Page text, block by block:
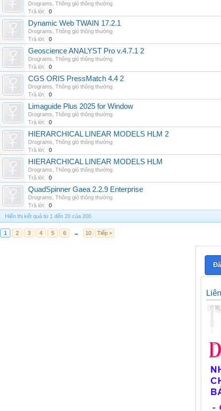
Drograms Thông gió thông thường
Trả lời:
0
Dynamic Web TWAIN 17.2.1
Drograms Thông gió thông thường
Trả lời:
0
Geoscience ANALYST Pro v.4.7.1 2
Drograms Thông gió thông thường
Trả lời:
0
CGS ORIS PressMatch 4.4 2
Drograms Thông gió thông thường
Trả lời:
0
Limaguide Plus 2025 for Window
Drograms Thông gió thông thường
Trả lời:
0
HIERARCHICAL LINEAR MODELS HLM 2
Drograms Thông gió thông thường
Trả lời:
0
HIERARCHICAL LINEAR MODELS HLM
Drograms Thông gió thông thường
Trả lời:
0
QuadSpinner Gaea 2.2.9 Enterprise
Drograms Thông gió thông thường
Trả lời:
0
Hiển thị kết quả từ 1 đến 20 của 200
1 2 3 4 5 6 → 10 Tiếp >